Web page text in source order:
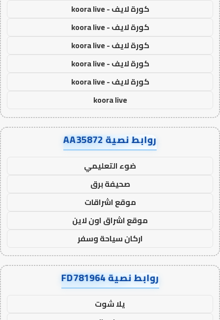
كورة لايف - koora live
كورة لايف - koora live
كورة لايف - koora live
كورة لايف - koora live
كورة لايف - koora live
koora live
روابط نصية AA35872
ضوء التعليمي
صحيفة برق
موقع اشراقات
موقع اشراق اون لاين
اركان سياحة وسفر
روابط نصية FD781964
يلا شوت